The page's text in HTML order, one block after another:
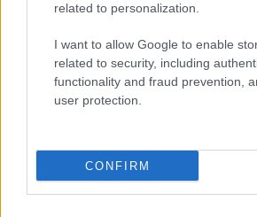
related to personalization.
I want to allow Google to enable
related to security, including
functionality and fraud prevention,
user protection.
CONFIRM
Bemutatkozik az UTE
Kiütéses dunaújvárosi